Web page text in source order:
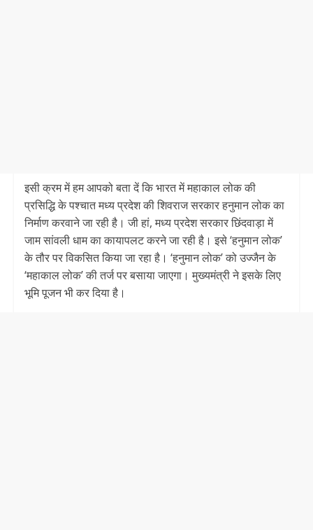
इसी क्रम में हम आपको बता दें कि भारत में महाकाल लोक की
प्रसिद्धि के पश्चात मध्य प्रदेश की शिवराज सरकार हनुमान लोक का
निर्माण करवाने जा रही है। जी हां, मध्य प्रदेश सरकार छिंदवाड़ा में
जाम सांवली धाम का कायापलट करने जा रही है। इसे ‘हनुमान लोक’
के तौर पर विकसित किया जा रहा है। ‘हनुमान लोक’ को उज्जैन के
‘महाकाल लोक’ की तर्ज पर बसाया जाएगा। मुख्यमंत्री ने इसके लिए
भूमि पूजन भी कर दिया है।